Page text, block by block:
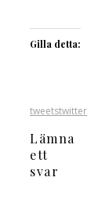
Gilla detta:
tweetstwitter
Lämna
ett
svar